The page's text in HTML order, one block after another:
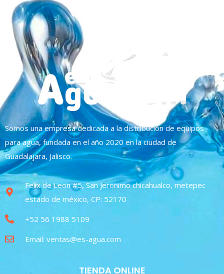
Somos una empresa dedicada a la distribución de equipos
para agua, fundada en el año 2020 en la ciudad de
Guadalajara, Jalisco.
Felix de Leon #5, San Jeronimo chicahualco, metepec
estado de méxico, CP: 52170
+52 56 1988 5109
Email: ventas@es-agua.com
TIENDA ONLINE